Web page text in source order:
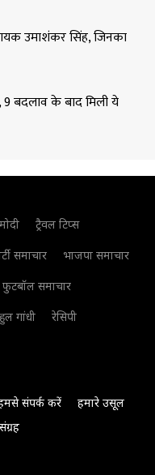
उमाशंकर सिंह, जिनका
बदलाव के बाद मिली ये
ट्रैवल टिप्स
समाचार
भाजपा समाचार
फुटबॉल समाचार
गांधी
रेसिपी
संपर्क करें
हमारे उसूल